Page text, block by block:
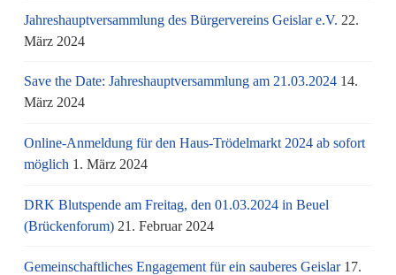
Jahreshauptversammlung des Bürgervereins Geislar e.V. 22.
März 2024
Save the Date: Jahreshauptversammlung am 21.03.2024 14.
März 2024
Online-Anmeldung für den Haus-Trödelmarkt 2024 ab sofort
möglich 1. März 2024
DRK Blutspende am Freitag, den 01.03.2024 in Beuel
(Brückenforum) 21. Februar 2024
Gemeinschaftliches Engagement für ein sauberes Geislar 17.